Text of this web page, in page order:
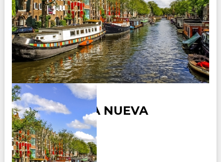
EUROPA - LA NUEVA
EUROPA
Duración: